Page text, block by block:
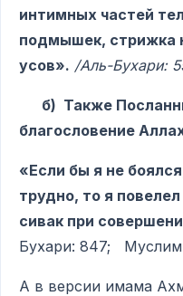
интимных частей
подмышек, стрижка
усов». /Аль-Бухари:
б) Также
благословение
«Если бы я не
трудно, то я
сивак при
Бухари: 847;
А в версии имама